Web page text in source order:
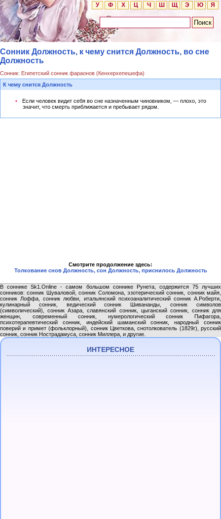
У
Ф Х Ц Ч Ш Щ Э Ю Я
Сонник Должность, к чему снится Должность, во сне
Должность
Сонник: Египетский сонник фараонов (Кенхерхепешефа)
К чему снится Должность
Если человек видит себя во сне назначенным чиновником, — плохо, это
значит, что смерть приближается и пребывает рядом.
Смотрите продолжение здесь:
Толкование снов Должность, сон Должность, приснилось Должность
В соннике Sk1.Online - самом большом соннике Рунета, содержится 75 лучших
сонников: сонник Шуваловой, сонник Соломона, эзотерический сонник, сонник майя,
сонник Лоффа, сонник любви, итальянский психоаналитический сонник А.Роберти,
кулинарный сонник, ведический сонник Шивананды, сонник символов
(символический), сонник Азара, славянский сонник, цыганский сонник, сонник для
женщин, современный сонник, нумерологический сонник Пифагора,
психотерапевтический сонник, индейский шаманский сонник, народный сонник
поверий и примет (фольклорный), сонник Цветкова, снотолкователь (1829г), русский
сонник, сонник Нострадамуса, сонник Миллера, и другие.
ИНТЕРЕСНОЕ